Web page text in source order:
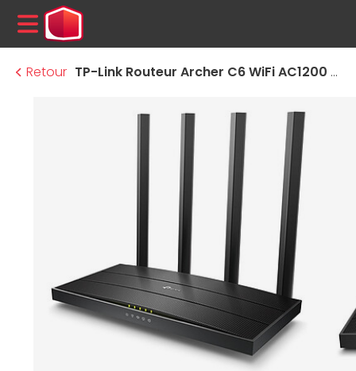
MENU
Retour
TP-Link Routeur Archer C6 WiFi AC1200 double bande